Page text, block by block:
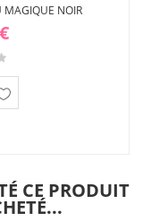
MAGIQUE NOIR
CE PRODUIT